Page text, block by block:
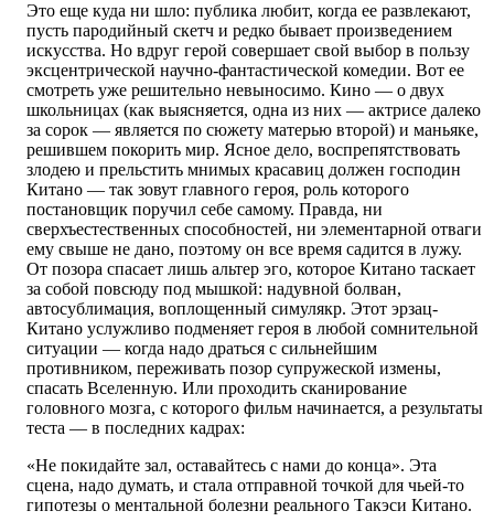
Это еще куда ни шло: публика любит, когда ее развлекают,
пусть пародийный скетч и редко бывает произведением
искусства. Но вдруг герой совершает свой выбор в пользу
эксцентрической научно-фантастической комедии. Вот ее
смотреть уже решительно невыносимо. Кино — о двух
школьницах (как выясняется, одна из них — актрисе далеко
за сорок — является по сюжету матерью второй) и маньяке,
решившем покорить мир. Ясное дело, воспрепятствовать
злодею и прельстить мнимых красавиц должен господин
Китано — так зовут главного героя, роль которого
постановщик поручил себе самому. Правда, ни
сверхъестественных способностей, ни элементарной отваги
ему свыше не дано, поэтому он все время садится в лужу.
От позора спасает лишь альтер эго, которое Китано таскает
за собой повсюду под мышкой: надувной болван,
автосублимация, воплощенный симулякр. Этот эрзац-
Китано услужливо подменяет героя в любой сомнительной
ситуации — когда надо драться с сильнейшим
противником, переживать позор супружеской измены,
спасать Вселенную. Или проходить сканирование
головного мозга, с которого фильм начинается, а результаты
теста — в последних кадрах:
«Не покидайте зал, оставайтесь с нами до конца». Эта
сцена, надо думать, и стала отправной точкой для чьей-то
гипотезы о ментальной болезни реального Такэси Китано.